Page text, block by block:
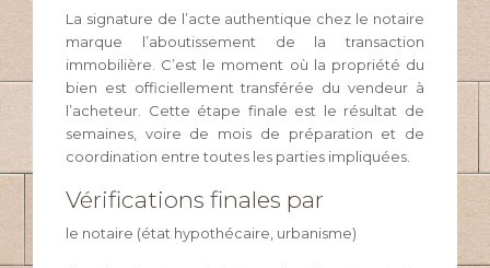
La signature de l’acte authentique chez le notaire
marque l’aboutissement de la transaction
immobilière. C’est le moment où la propriété du
bien est officiellement transférée du vendeur à
l’acheteur. Cette étape finale est le résultat de
semaines, voire de mois de préparation et de
coordination entre toutes les parties impliquées.
Vérifications finales par
le notaire (état hypothécaire, urbanisme)